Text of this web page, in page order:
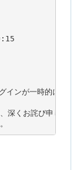
インが一時的に行え
深くお詫び申し上げ